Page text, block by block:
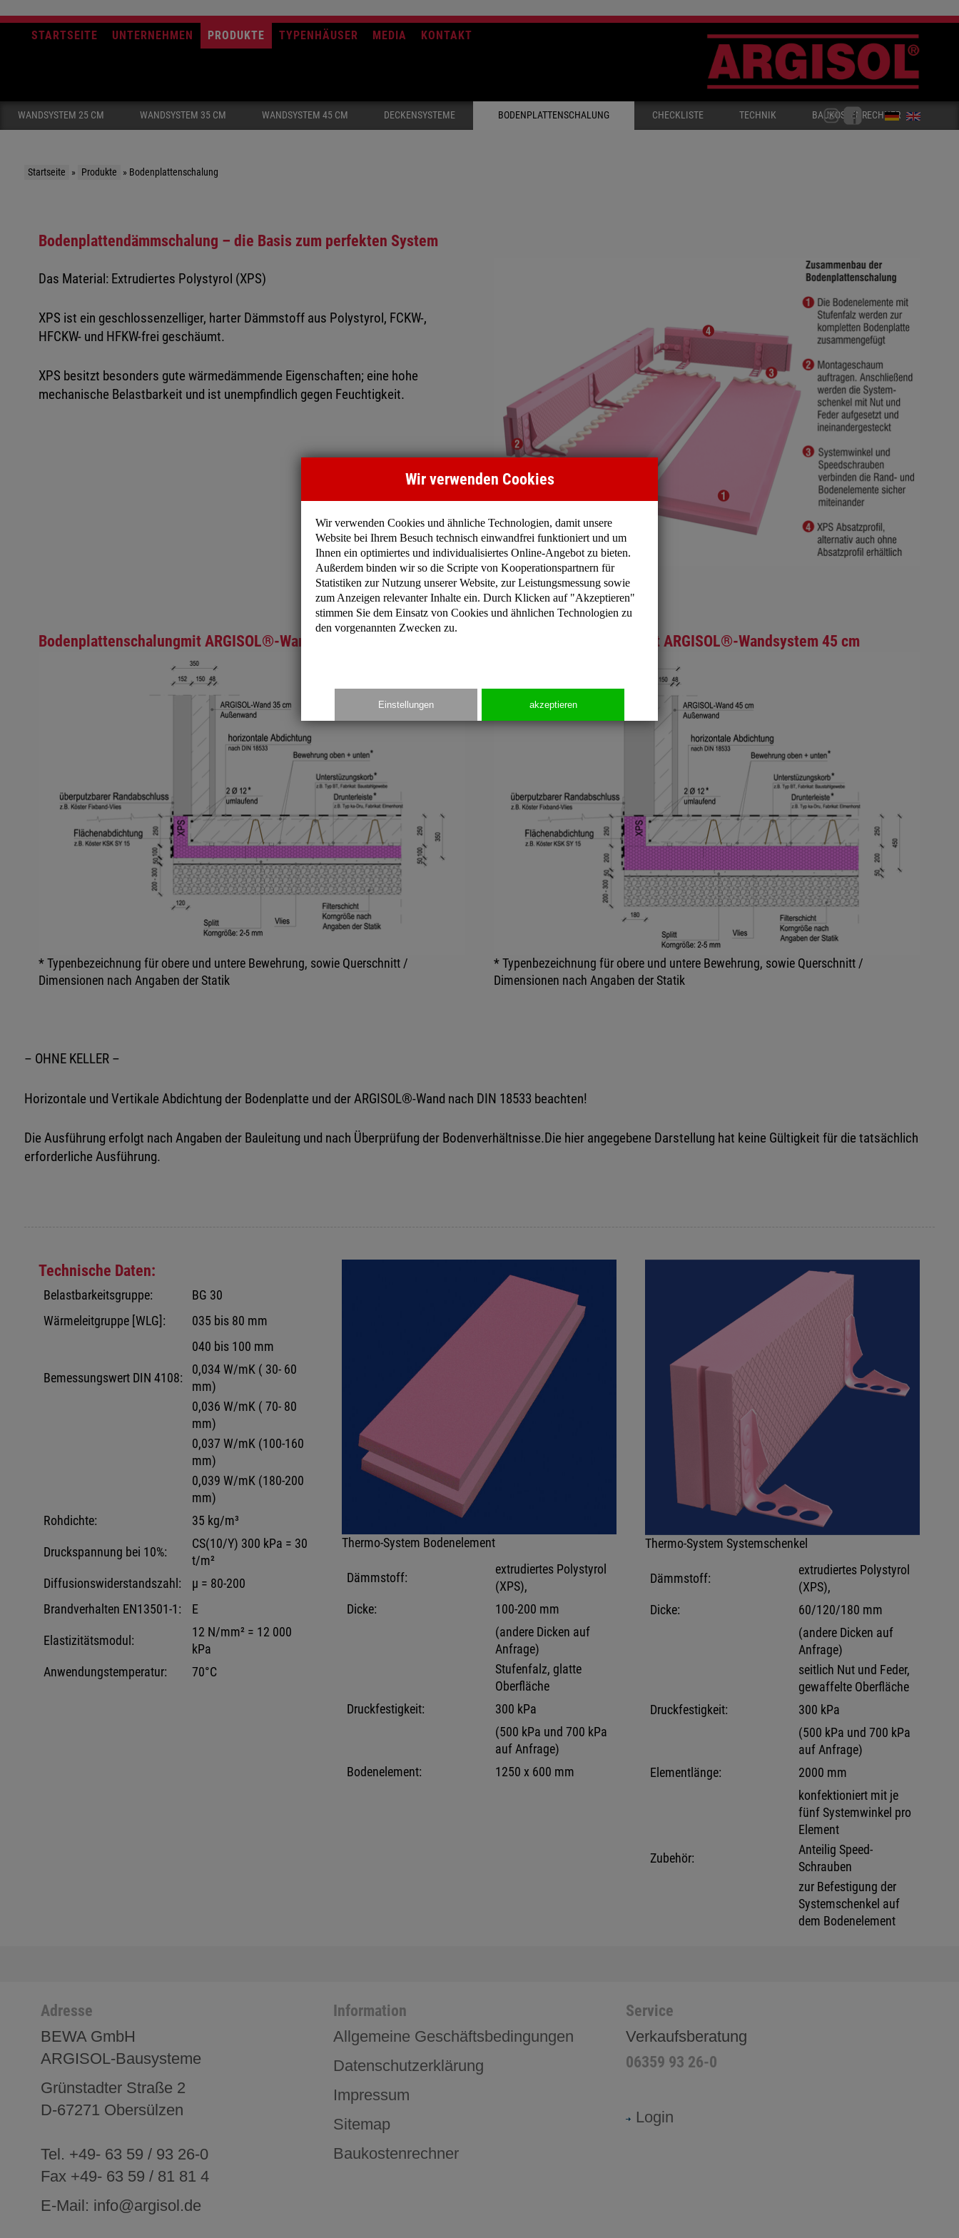
STARTSEITE UNTERNEHMEN PRODUKTE TYPENHÄUSER MEDIA KONTAKT
WANDSYSTEM 25 CM WANDSYSTEM 35 CM WANDSYSTEM 45 CM DECKENSYSTEME BODENPLATTENSCHALUNG CHECKLISTE TECHNIK BAUKOSTENRECHNER
Startseite » Produkte » Bodenplattenschalung
Bodenplattendämmschalung – die Basis zum perfekten System
Das Material: Extrudiertes Polystyrol (XPS)
XPS ist ein geschlossenzelliger, harter Dämmstoff aus Polystyrol, FCKW-,
HFCKW- und HFKW-frei geschäumt.
XPS besitzt besonders gute wärmedämmende Eigenschaften; eine hohe
mechanische Belastbarkeit und ist unempfindlich gegen Feuchtigkeit.
Bodenplattenschalungmit ARGISOL®-Wandsystem 35 cm
* Typenbezeichnung für obere und untere Bewehrung, sowie Querschnitt /
Dimensionen nach Angaben der Statik
Bodenplattenschalung mit ARGISOL®-Wandsystem 45 cm
* Typenbezeichnung für obere und untere Bewehrung, sowie Querschnitt /
Dimensionen nach Angaben der Statik
– OHNE KELLER –
Horizontale und Vertikale Abdichtung der Bodenplatte und der ARGISOL®-Wand nach DIN 18533 beachten!
Die Ausführung erfolgt nach Angaben der Bauleitung und nach Überprüfung der Bodenverhältnisse.Die hier angegebene Darstellung hat keine Gültigkeit für die tatsächlich
erforderliche Ausführung.
Technische Daten:
Belastbarkeitsgruppe:
BG 30
Wärmeleitgruppe [WLG]:
035 bis 80 mm
040 bis 100 mm
Bemessungswert DIN 4108:
0,034 W/mK ( 30- 60
mm)
0,036 W/mK ( 70- 80
mm)
0,037 W/mK (100-160
mm)
0,039 W/mK (180-200
mm)
Rohdichte:
35 kg/m³
Druckspannung bei 10%:
CS(10/Y) 300 kPa = 30
t/m²
Diffusionswiderstandszahl:
μ = 80-200
Brandverhalten EN13501-1:
E
Elastizitätsmodul:
12 N/mm² = 12 000
kPa
Anwendungstemperatur:
70°C
Thermo-System Bodenelement
Dämmstoff:
extrudiertes Polystyrol
(XPS),
Dicke:
100-200 mm
(andere Dicken auf
Anfrage)
Stufenfalz, glatte
Oberfläche
Druckfestigkeit:
300 kPa
(500 kPa und 700 kPa
auf Anfrage)
Bodenelement:
1250 x 600 mm
Thermo-System Systemschenkel
Dämmstoff:
extrudiertes Polystyrol
(XPS),
Dicke:
60/120/180 mm
(andere Dicken auf
Anfrage)
seitlich Nut und Feder,
gewaffelte Oberfläche
Druckfestigkeit:
300 kPa
(500 kPa und 700 kPa
auf Anfrage)
Elementlänge:
2000 mm
konfektioniert mit je
fünf Systemwinkel pro
Element
Zubehör:
Anteilig Speed-
Schrauben
zur Befestigung der
Systemschenkel auf
dem Bodenelement
Adresse
BEWA GmbH
ARGISOL-Bausysteme
Grünstadter Straße 2
D-67271 Obersülzen
Tel. +49- 63 59 / 93 26-0
Fax +49- 63 59 / 81 81 4
E-Mail: info@argisol.de
Information
Allgemeine Geschäftsbedingungen
Datenschutzerklärung
Impressum
Sitemap
Baukostenrechner
Service
Verkaufsberatung
06359 93 26-0
Login
Wir verwenden Cookies
Wir verwenden Cookies und ähnliche Technologien, damit unsere
Website bei Ihrem Besuch technisch einwandfrei funktioniert und um
Ihnen ein optimiertes und individualisiertes Online-Angebot zu bieten.
Außerdem binden wir so die Scripte von Kooperationspartnern für
Statistiken zur Nutzung unserer Website, zur Leistungsmessung sowie
zum Anzeigen relevanter Inhalte ein. Durch Klicken auf "Akzeptieren"
stimmen Sie dem Einsatz von Cookies und ähnlichen Technologien zu
den vorgenannten Zwecken zu.
Einstellungen akzeptieren